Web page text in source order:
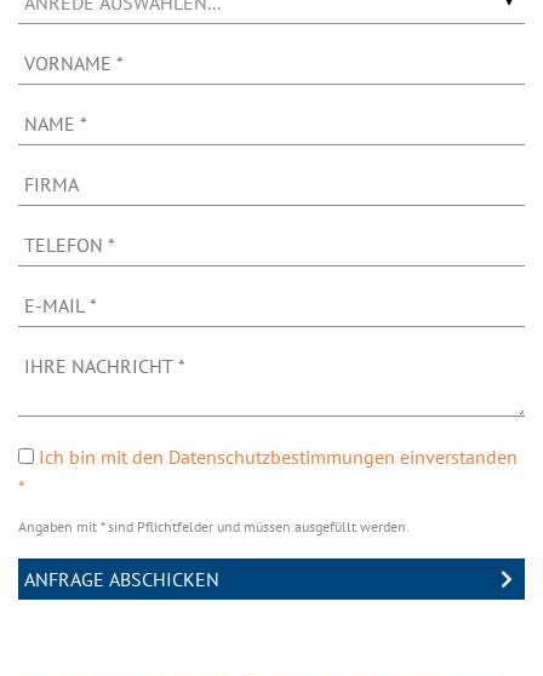
Ich bin mit den Datenschutzbestimmungen einverstanden
*
Angaben mit * sind Pflichtfelder und müssen ausgefüllt werden.